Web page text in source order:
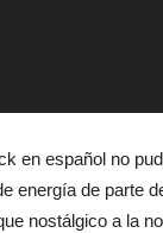
en español no
energía de parte
nostálgico a la